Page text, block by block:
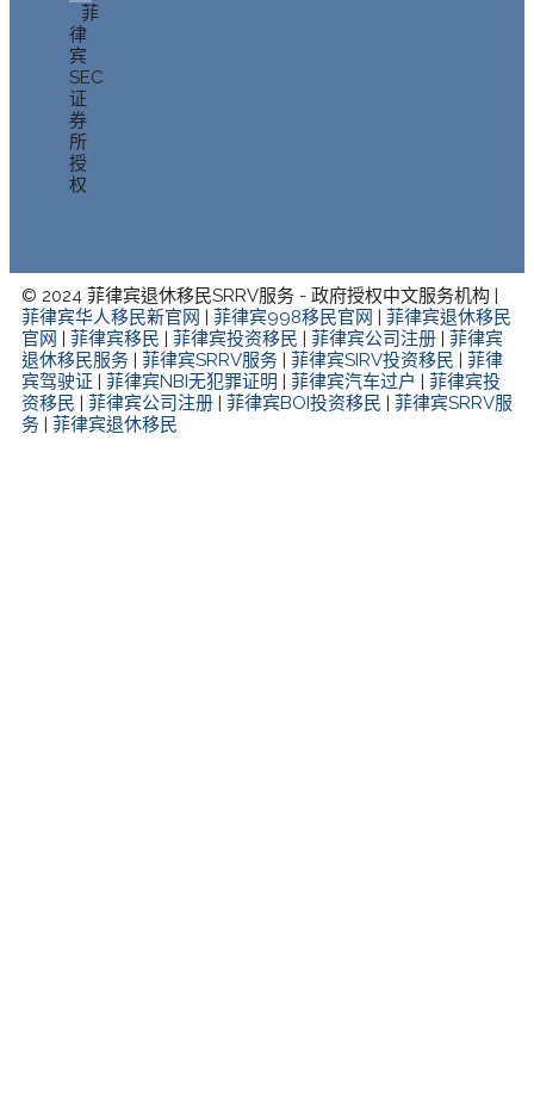
菲
律
宾
SEC
证
券
所
授
权
© 2024 菲律宾退休移民SRRV服务 - 政府授权中文服务机构 |
菲律宾华人移民新官网 | 菲律宾998移民官网 | 菲律宾退休移民
官网 | 菲律宾移民 | 菲律宾投资移民 | 菲律宾公司注册 | 菲律宾
退休移民服务 | 菲律宾SRRV服务 | 菲律宾SIRV投资移民 | 菲律
宾驾驶证 | 菲律宾NBI无犯罪证明 | 菲律宾汽车过户 | 菲律宾投
资移民 | 菲律宾公司注册 | 菲律宾BOI投资移民 | 菲律宾SRRV服
务 | 菲律宾退休移民